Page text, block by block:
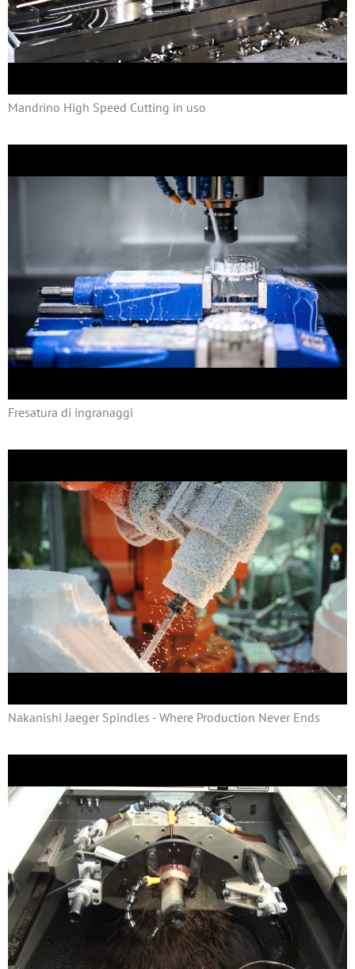
Mandrino High Speed Cutting in uso
Fresatura di ingranaggi
Nakanishi Jaeger Spindles - Where Production Never Ends